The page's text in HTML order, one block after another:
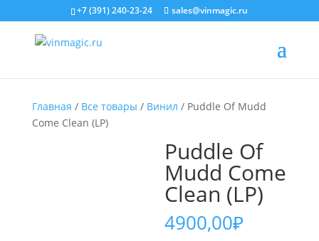
+7 (391) 240-23-24 sales@vinmagic.ru
Главная / Все товары / Винил / Puddle Of Mudd
Come Clean (LP)
Puddle Of
Mudd Come
Clean (LP)
4900,00₽